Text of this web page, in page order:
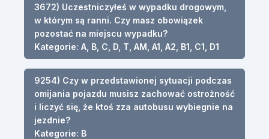
3672) Uczestniczyłeś w wypadku drogowym,
w którym są ranni. Czy masz obowiązek
pozostać na miejscu wypadku?
Kategorie: A, B, C, D, T, AM, A1, A2, B1, C1, D1
9254) Czy w przedstawionej sytuacji podczas
omijania pojazdu musisz zachować ostrożność
i liczyć się, że ktoś zza autobusu wybiegnie na
jezdnie?
Kategorie: B